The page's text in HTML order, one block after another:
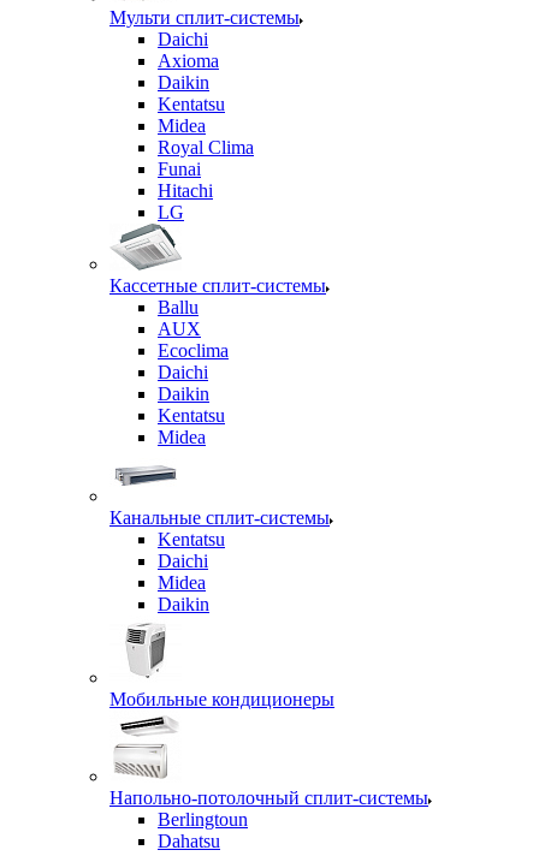
Мульти сплит-системы
Daichi
Axioma
Daikin
Kentatsu
Midea
Royal Clima
Funai
Hitachi
LG
Кассетные сплит-системы
Ballu
AUX
Ecoclima
Daichi
Daikin
Kentatsu
Midea
Канальные сплит-системы
Kentatsu
Daichi
Midea
Daikin
Мобильные кондиционеры
Напольно-потолочный сплит-системы
Berlingtoun
Dahatsu